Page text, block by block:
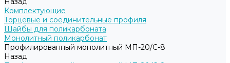
Комплектующие
Торцевые и соединительные профиля
Шайбы для поликарбоната
Монолитный поликарбонат
Профилированный монолитный МП-20/С-8
Назад